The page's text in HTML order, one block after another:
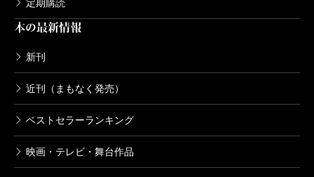
定期購読
本の最新情報
新刊
近刊（まもなく発売）
ベストセラーランキング
映画・テレビ・舞台作品